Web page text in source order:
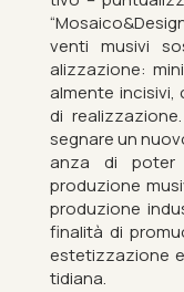
venti mus­ivi
alizza­zione:
al­mente in­cis­ivi,
di
seg­nare un
anza di poter
produzione
produzione
fi­nalità di
es­tetizza­zione
tidi­ana.